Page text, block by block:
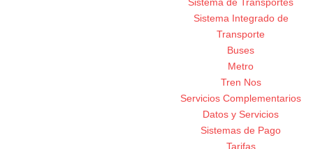
Sistema Integrado de
Transporte
Buses
Metro
Tren Nos
Servicios Complementarios
Datos y Servicios
Sistemas de Pago
Tarifas